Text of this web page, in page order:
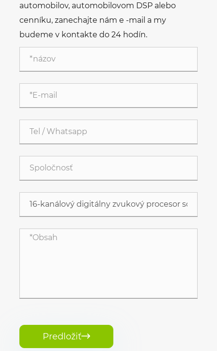
automobilov, automobilovom DSP alebo
cenníku, zanechajte nám e -mail a my
budeme v kontakte do 24 hodín.
Predložiť